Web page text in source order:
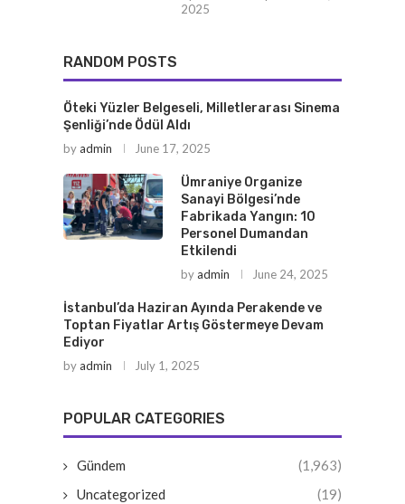
2025
RANDOM POSTS
Öteki Yüzler Belgeseli, Milletlerarası Sinema
Şenliği’nde Ödül Aldı
byadmin June 17, 2025
Ümraniye Organize
Sanayi Bölgesi’nde
Fabrikada Yangın: 10
Personel Dumandan
Etkilendi
byadmin June 24, 2025
İstanbul’da Haziran Ayında Perakende ve
Toptan Fiyatlar Artış Göstermeye Devam
Ediyor
byadmin July 1, 2025
POPULAR CATEGORIES
Gündem
(1,963)
Uncategorized
(19)